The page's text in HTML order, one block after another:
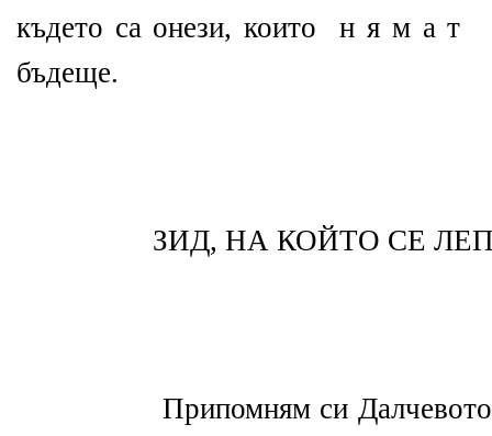
където са онези, които
н я м а т
бъдеще.
ЗИД, НА КОЙТО СЕ
Припомням си